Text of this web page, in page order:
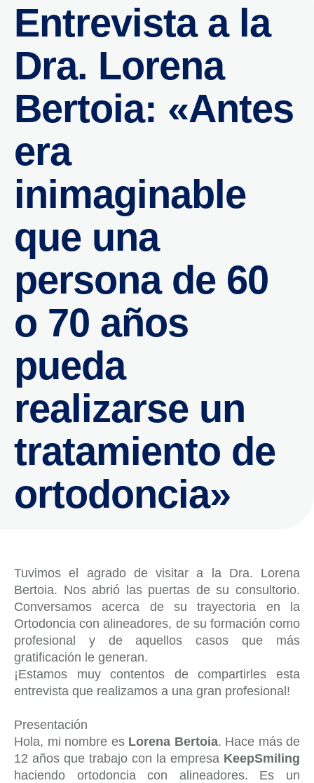
Entrevista a la
Dra. Lorena
Bertoia: «Antes
era
inimaginable
que una
persona de 60
o 70 años
pueda
realizarse un
tratamiento de
ortodoncia»
Tuvimos el agrado de visitar a la Dra. Lorena
Bertoia. Nos abrió las puertas de su consultorio.
Conversamos acerca de su trayectoria en la
Ortodoncia con alineadores, de su formación como
profesional y de aquellos casos que más
gratificación le generan.
¡Estamos muy contentos de compartirles esta
entrevista que realizamos a una gran profesional!
Presentación
Hola, mi nombre es Lorena Bertoia. Hace más de
12 años que trabajo con la empresa KeepSmiling
haciendo ortodoncia con alineadores. Es un